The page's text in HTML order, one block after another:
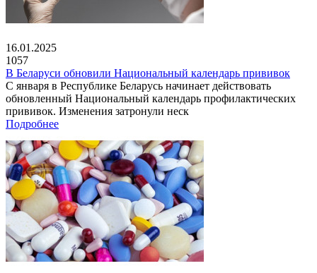
16.01.2025
1057
В Беларуси обновили Национальный календарь прививок
С января в Республике Беларусь начинает действовать
обновленный Национальный календарь профилактических
прививок. Изменения затронули неск
Подробнее